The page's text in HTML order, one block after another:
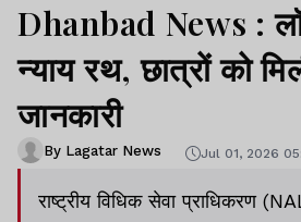
Dhanbad News :
न्याय रथ, छात्रों को
जानकारी
By Lagatar News Jul 01, 2026
राष्ट्रीय विधिक सेवा प्राधिकरण